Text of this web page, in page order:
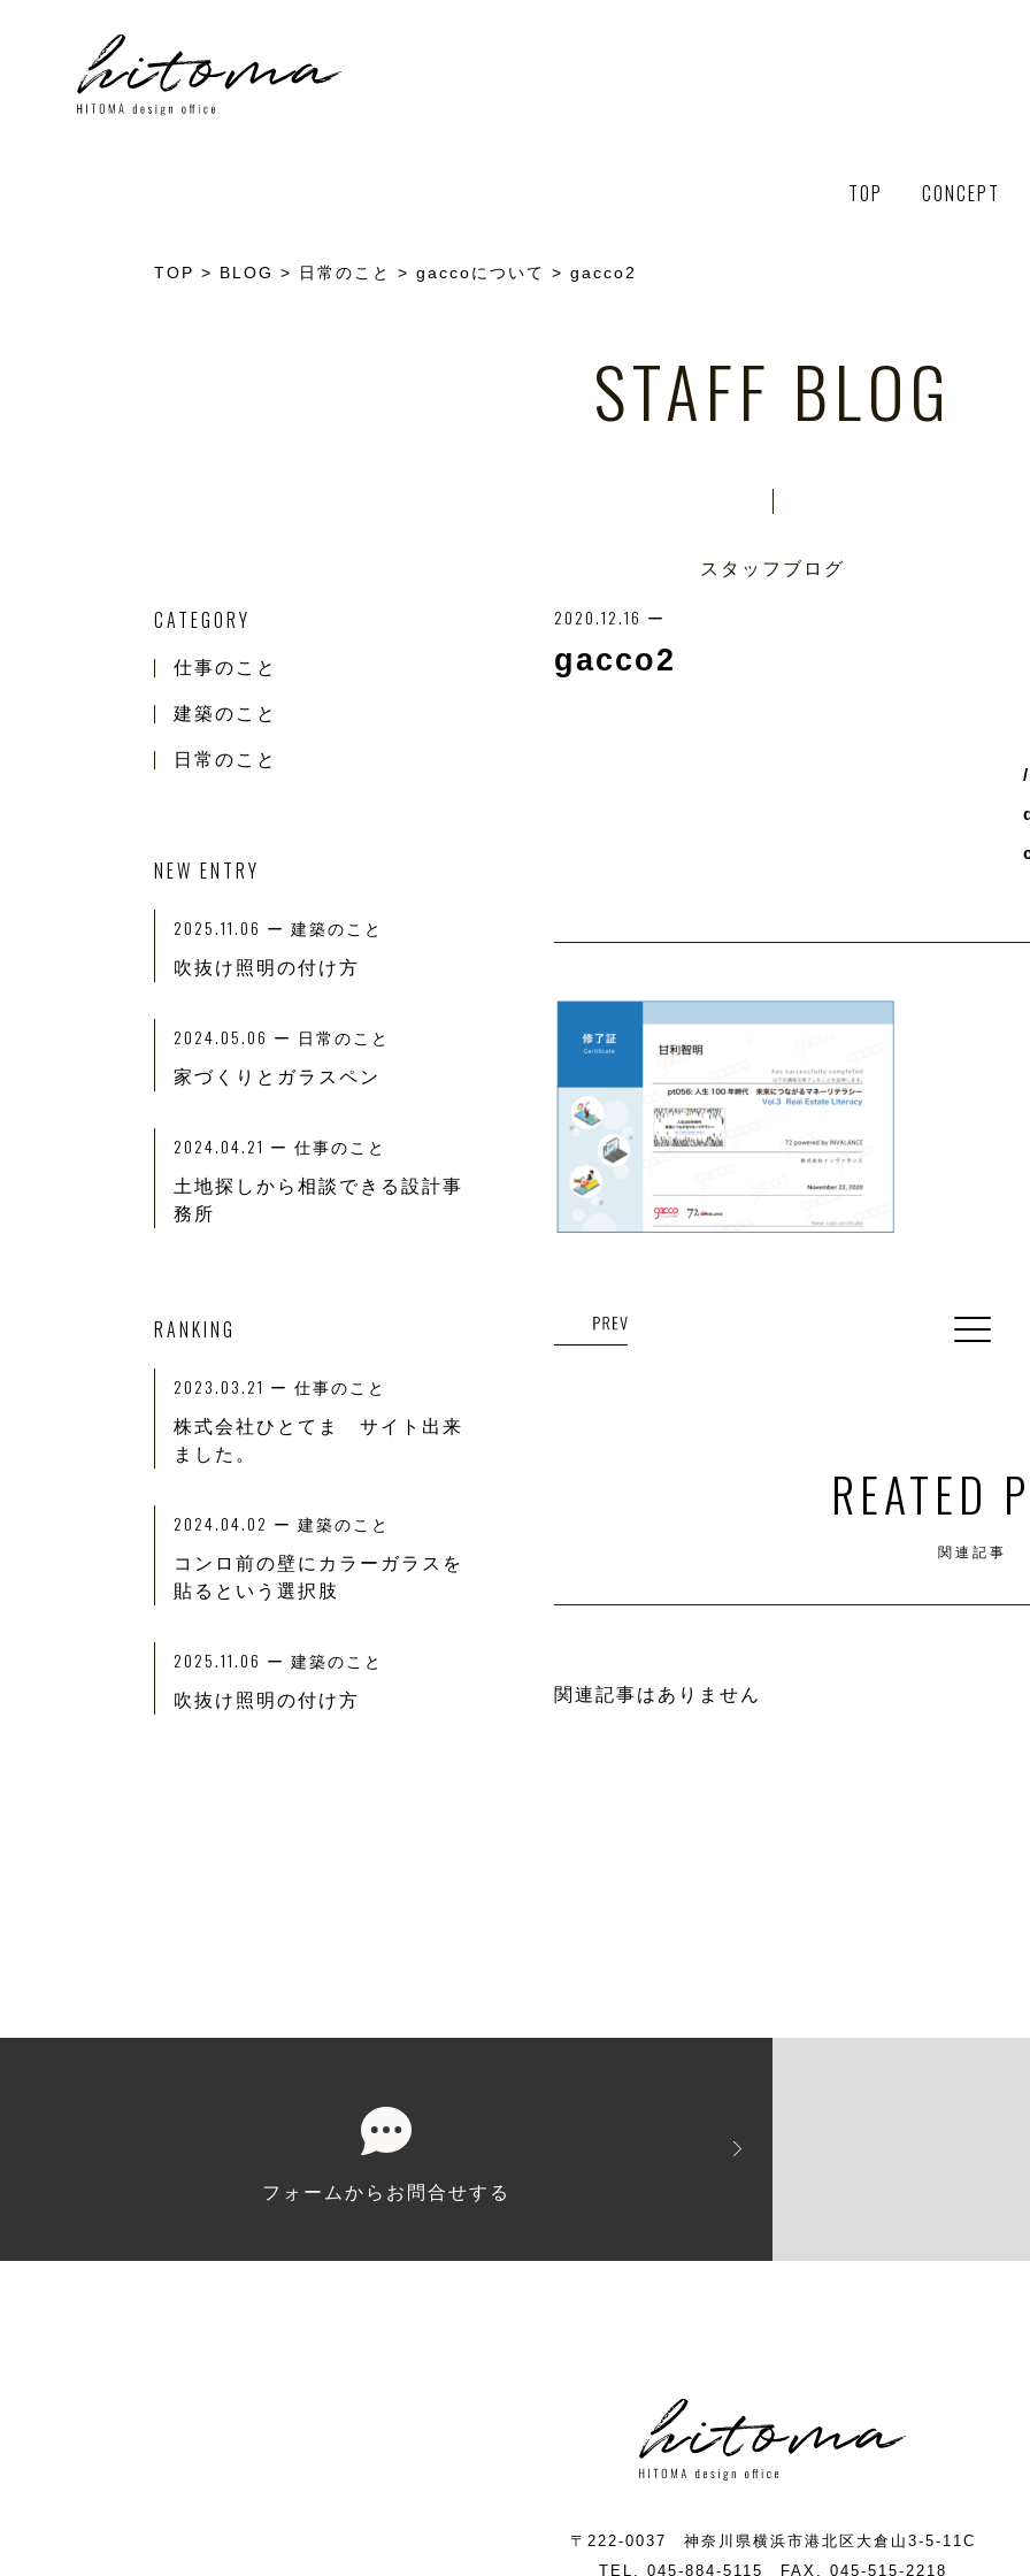
TOP CONCEPT
TOP > BLOG > 日常のこと >gaccoについて >gacco2
STAFF BLOG
スタッフブログ
2020.12.16 ー
gacco2
REATED
関連記事
関連記事はありません
CATEGORY
仕事のこと
建築のこと
日常のこと
NEW ENTRY
2025.11.06 ー 建築のこと
吹抜け照明の付け方
2024.05.06 ー 日常のこと
家づくりとガラスペン
2024.04.21 ー 仕事のこと
土地探しから相談できる設計事
務所
RANKING
2023.03.21 ー仕事のこと
株式会社ひとてま サイト出来
ました。
2024.04.02 ー建築のこと
コンロ前の壁にカラーガラスを
貼るという選択肢
2025.11.06 ー建築のこと
吹抜け照明の付け方
フォームから お問合せする
〒222-0037
神奈川県横浜市港北区大倉山3-5-11C
TEL. 045-884-5115
FAX. 045-515-2218